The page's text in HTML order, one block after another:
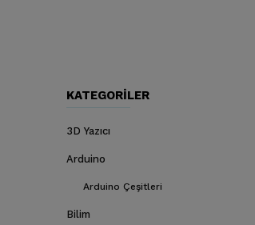
KATEGORILER
3D Yazıcı
Arduino
Arduino Çeşitleri
Bilim